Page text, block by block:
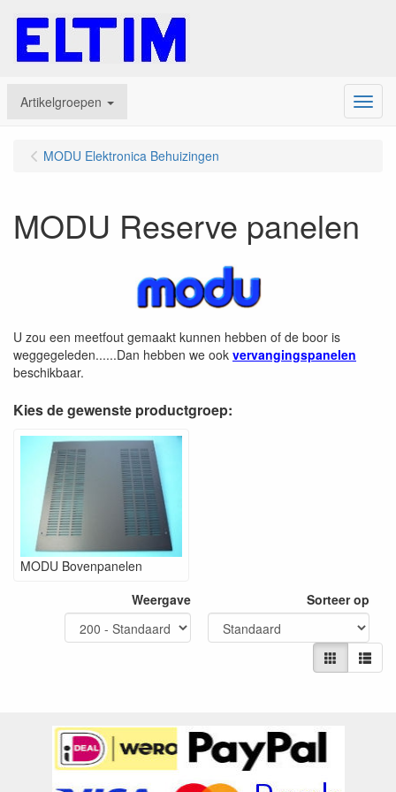
Artikelgroepen Menu
MODU Elektronica Behuizingen
MODU Reserve panelen
U zou een meetfout gemaakt kunnen hebben of de boor is
weggegeleden......Dan hebben we ook vervangingspanelen
beschikbaar.
Kies de gewenste productgroep:
MODU Bovenpanelen
Weergave
Sorteer op